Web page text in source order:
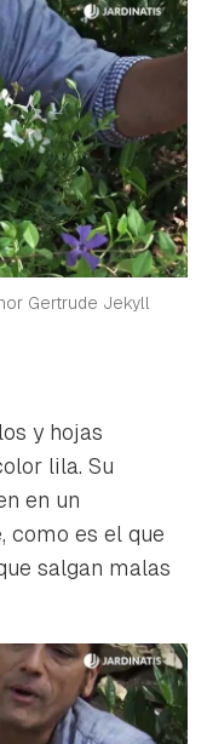
Gertrude Jekyll
y hojas
lila. Su
en un
como es el que
salgan malas